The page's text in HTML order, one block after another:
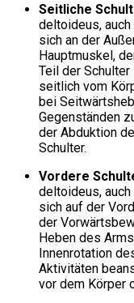
Seitliche
deltoideus,
sich an der
Hauptmuskel,
Teil der
seitlich vom
bei
Gegenständen
der Abduktion
Schulter.
Vordere
deltoideus,
sich auf der
der
Heben des
Innenrotation
Aktivitäten
vor dem Körper